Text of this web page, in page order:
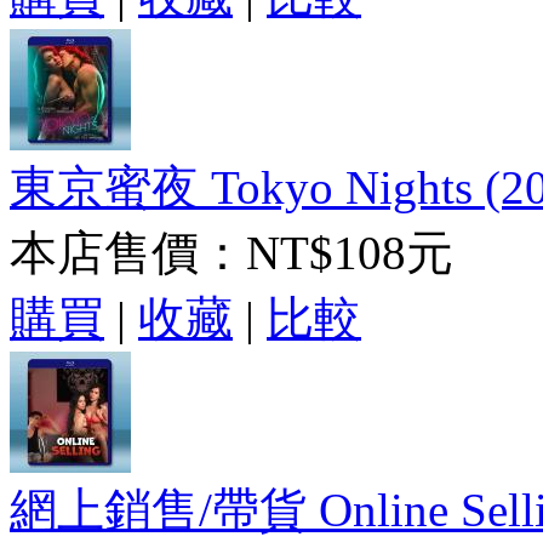
東京蜜夜 Tokyo Nights
本店售價： NT$108元
購買 | 收藏 | 比較
網上銷售/帶貨 Online